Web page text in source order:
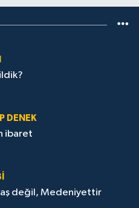
DENEK
ibaret
değil, Medeniyettir